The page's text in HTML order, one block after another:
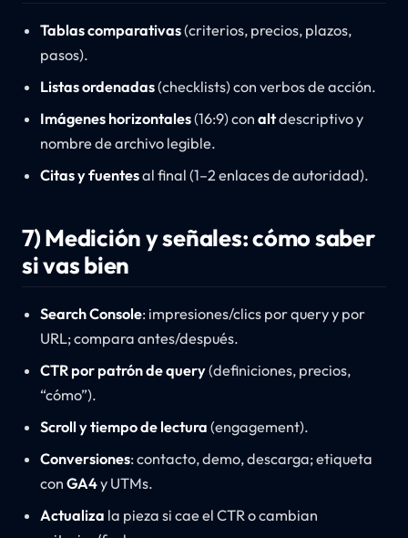
Tablas comparativas(criterios, precios, plazos,
pasos).
Listas ordenadas(checklists) con verbos de acción.
Imágenes horizontales(16:9) con altdescriptivo y
nombre de archivo legible.
Citas y fuentesal final (1–2 enlaces de autoridad).
7) Medición y señales: cómo saber
si vas bien
Search Console: impresiones/clics por query y por
URL; compara antes/después.
CTR por patrón de query(definiciones, precios,
“cómo”).
Scroll y tiempo de lectura (engagement).
Conversiones: contacto, demo, descarga; etiqueta
con GA4y UTMs.
Actualiza la pieza si cae el CTR o cambian